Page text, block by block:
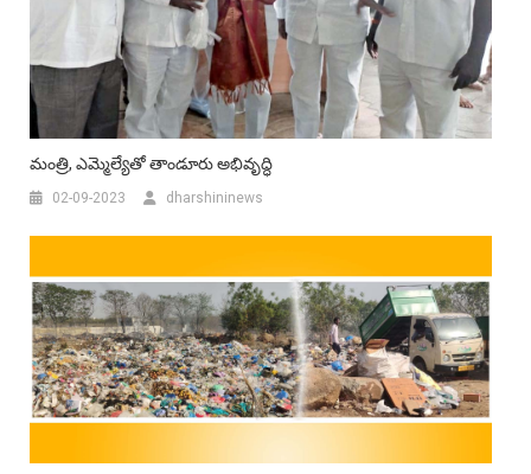
మంత్రి, ఎమ్మెల్యేతో తాండూరు అభివృద్ధి
02-09-2023 dharshininews